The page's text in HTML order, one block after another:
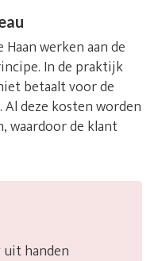
werken aan de
In de praktijk
betaalt voor de
deze kosten worden
waardoor de klant
handen